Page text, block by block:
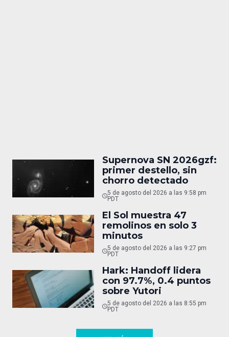
Supernova SN 2026gzf:
primer destello, sin
chorro detectado
5 de agosto del 2026 a las 9:58 pm
PDT
El Sol muestra 47
remolinos en solo 3
minutos
5 de agosto del 2026 a las 9:27 pm
PDT
Hark: Handoff lidera
con 97.7%, 0.4 puntos
sobre Yutori
5 de agosto del 2026 a las 8:55 pm
PDT